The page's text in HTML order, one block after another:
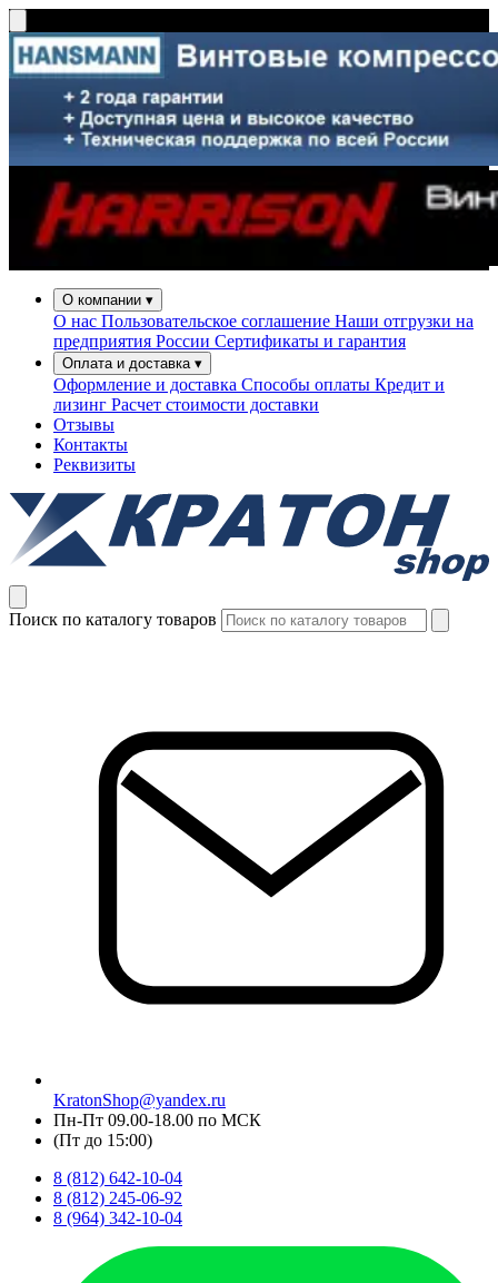
О компании ▾
О нас Пользовательское соглашение Наши отгрузки на
предприятия России Сертификаты и гарантия
Оплата и доставка ▾
Оформление и доставка Способы оплаты Кредит и
лизинг Расчет стоимости доставки
Отзывы
Контакты
Реквизиты
Поиск по каталогу товаров
KratonShop@yandex.ru
Пн-Пт 09.00-18.00 по МСК
(Пт до 15:00)
8 (812) 642-10-04
8 (812) 245-06-92
8 (964) 342-10-04